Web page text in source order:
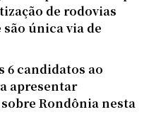
apresenta PL que
de rodovias
única via de
6 candidatos ao
apresentar
Rondônia nesta